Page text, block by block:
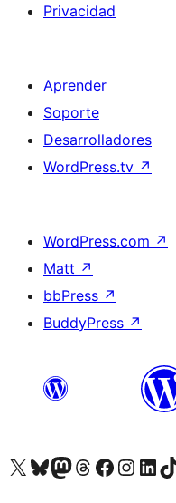
Privacidad
Aprender
Soporte
Desarrolladores
WordPress.tv ↗
WordPress.com ↗
Matt ↗
bbPress ↗
BuddyPress ↗
Visita nuestra cuenta de X (anteriormente Twitter)
Visita nuestra cuenta de Bluesky
Visita nuestra cuenta de Mastodon
Visita nuestra cuenta de Threads
Visita nuestra página de
Visita nuestra
Visita Visita